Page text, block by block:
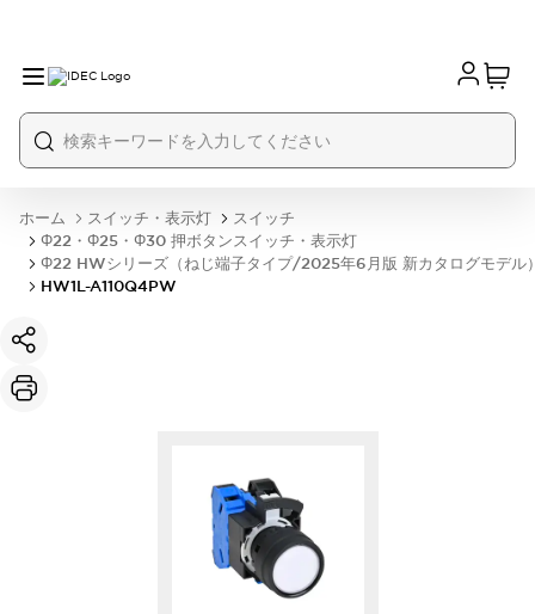
ホーム スイッチ・表示灯
スイッチ
Φ22・Φ25・Φ30 押ボタンスイッチ・表示灯
Φ22 HWシリーズ（ねじ端子タイプ/2025年6月版 新カタログモデル
HW1L-A110Q4PW